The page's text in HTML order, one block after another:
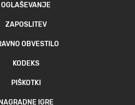
OGLAŠEVANJE
ZAPOSLITEV
OBVESTILO
KODEKS
PIŠKOTKI
NAGRADNE IGRE